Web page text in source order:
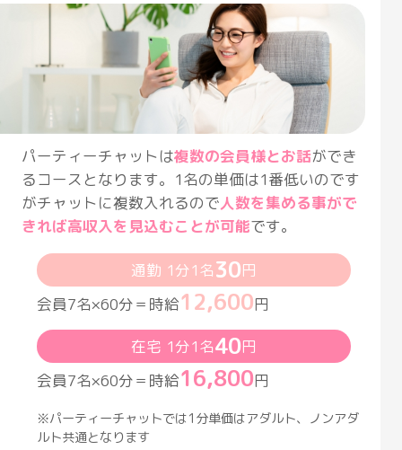
パーティーチャットは複数の会員様とお話ができ
るコースとなります。1名の単価は1番低いのです
がチャットに複数入れるので人数を集める事がで
きれば高収入を見込むことが可能です。
通勤 1分1名30円
会員7名×60分＝時給12,600円
在宅 1分1名40円
会員7名×60分＝時給16,800円
※パーティーチャットでは1分単価はアダルト、ノンアダ
ルト共通となります